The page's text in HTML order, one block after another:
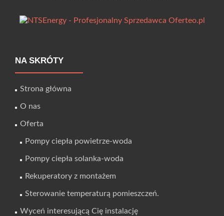
NA SKRÓTY
Strona główna
O nas
Oferta
Pompy ciepła powietrze-woda
Pompy ciepła solanka-woda
Rekuperatory z montażem
Sterowanie temperaturą pomieszczeń.
Wyceń interesującą Cię instalację